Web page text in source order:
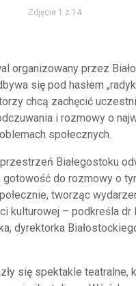
Zdjęcie 1 z 14
organizowany przez
się pod hasłem
chcą zachęcić
i rozmowy o
społecznych.
Białegostoku
gotowość do rozmowy o
tworząc
kulturowej – podkreśla dr
dyrektorka
się spektakle teatralne,